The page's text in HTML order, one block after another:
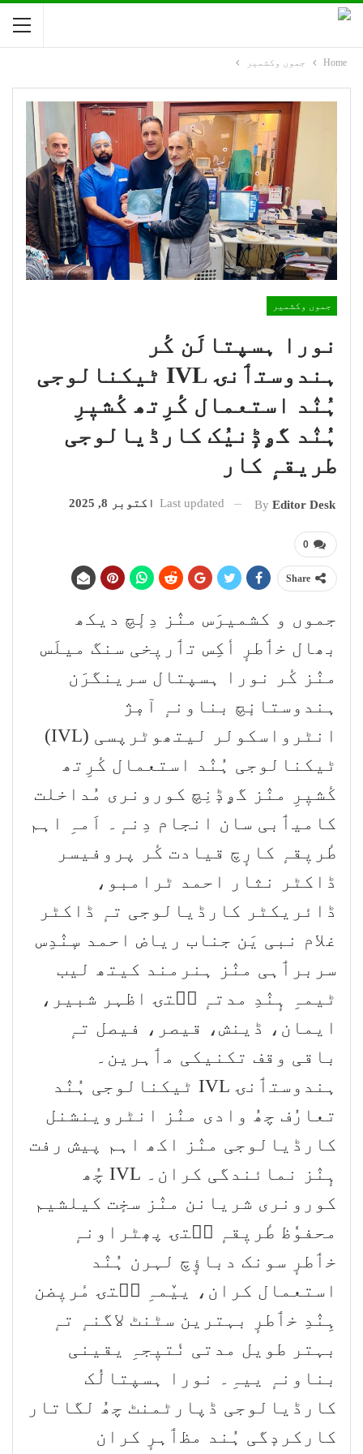
Home جموں وکشمیر
جموں وکشمیر
نورا ہسپتالَن کٔر
ہندوستٲنۍ IVL ٹیکنالوجی
ہُنٛد استعمال کٔرِتھ کٔشیٖرِ
ہُنٛد گۄڈٕنیُک کارڈیالوجی
طریقہٕ کار
By Editor Desk
Last updated اکتوبر 8, 2025
0
Share
جموں و کشمیرَس منٛز دِلٕچ دیکھ
بھال خٲطرٕ أکِس تٲریٖخی سنگ میلَس
منٛز کٔر نورا ہسپتال سرینگرَن
ہندوستانٕچ بناونہٕ آمٕژ
انٹرواسکولر لیتھوٹرپسی (IVL)
ٹیکنالوجی ہُنٛد استعمال کٔرِتھ
کٔشیٖرِ منٛز گۄڈٕنِچ کورونری مُداخلت
کامیٲبی سان انجام دِنہٕ۔ اَمہِ اہم
طٔریٖقہٕ کارٕچ قیادت کٔر پروفیسر
ڈاکٹر نثار احمد ٹرامبو،
ڈائریکٹر کارڈیالوجی تہٕ ڈاکٹر
غلام نبی یَن جناب ریاض احمد سٕنٛدِس
سربرٲہی منٛز ہنرمند کیتھ لیب
ٹیمہِ ہٕنٛدِ مدتہٕ سۭتۍ اظہر شبیر،
ایمان، ڈینش، قیصر، فیصل تہٕ
باقی وقف تکنیکی مٲہرین۔
ہندوستٲنۍ IVL ٹیکنالوجی ہُنٛد
تعارُف چھُ وادی منٛز انٹروینشنل
کارڈیالوجی منٛز اکھ اہم پیش رفت
ہٕنٛز نمائندگی کران۔ IVL چُھ
کورونری شریانن منٛز سخٕت کیلشیم
محفوٗظ طٔریٖقہٕ سۭتۍ پھٕٹراونہٕ
خٲطرٕ سونک دباؤٕچ لہرن ہُنٛد
استعمال کران، ییٚمہِ سۭتۍ مٔریٖضن
ہِنٛدِ خٲطرٕ بہترین سٹنٹ لاگنہٕ تہٕ
بہتر طویل مدتی نٔتیٖجہِ یقینی
بناونہٕ ییہِ۔ نورا ہسپتالُک
کارڈیالوجی ڈپارٹمنٹ چھُ لگاتار
کارکردٕگی ہُند مظٲہرٕ کران